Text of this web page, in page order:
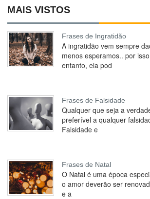
MAIS VISTOS
Frases de Ingratidão
A ingratidão vem sempre
menos esperamos.. por
entanto, ela pod
Frases de Falsidade
Qualquer que seja a
preferível a qualquer
Falsidade e
Frases de Natal
O Natal é uma época
o amor deverão ser
e a